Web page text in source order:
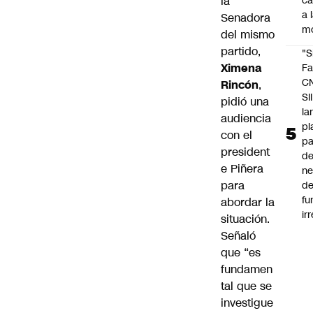
Senadora
del mismo
partido,
Ximena
Rincón,
pidió una
audiencia
con el
president
e Piñera
para
abordar la
situación.
Señaló
que “es
fundamen
tal que se
investigue
a
SII
de